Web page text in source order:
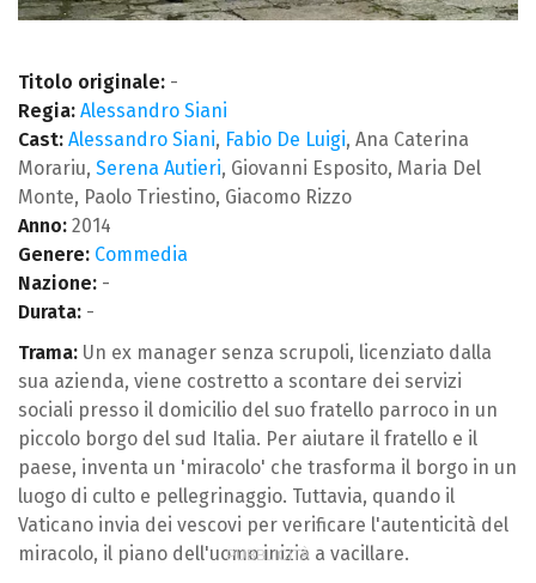
Titolo originale: -
Regia: Alessandro Siani
Cast: Alessandro Siani, Fabio De Luigi, Ana Caterina
Morariu, Serena Autieri, Giovanni Esposito, Maria Del
Monte, Paolo Triestino, Giacomo Rizzo
Anno: 2014
Genere: Commedia
Nazione: -
Durata: -
Trama: Un ex manager senza scrupoli, licenziato dalla
sua azienda, viene costretto a scontare dei servizi
sociali presso il domicilio del suo fratello parroco in un
piccolo borgo del sud Italia. Per aiutare il fratello e il
paese, inventa un 'miracolo' che trasforma il borgo in un
luogo di culto e pellegrinaggio. Tuttavia, quando il
Vaticano invia dei vescovi per verificare l'autenticità del
miracolo, il piano dell'uomo inizia a vacillare.